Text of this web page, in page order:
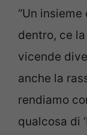
“Un
dentro, ce
vicende
anche la
rendiamo
qualcosa di